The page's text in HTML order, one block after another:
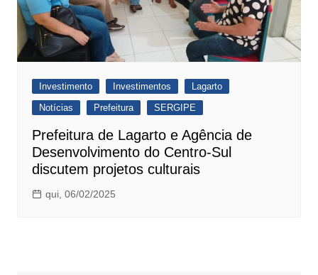
Investimento Investimentos
Lagarto
Notícias
Prefeitura SERGIPE
Prefeitura de Lagarto e Agência de
Desenvolvimento do Centro-Sul
discutem projetos culturais
qui, 06/02/2025